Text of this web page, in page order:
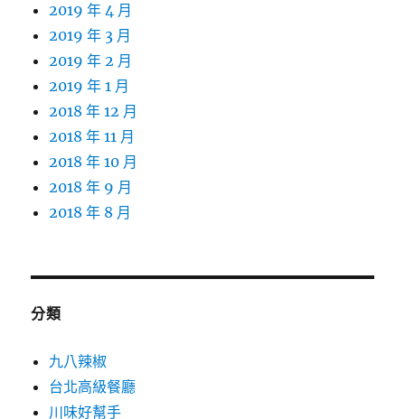
2019 年 4 月
2019 年 3 月
2019 年 2 月
2019 年 1 月
2018 年 12 月
2018 年 11 月
2018 年 10 月
2018 年 9 月
2018 年 8 月
分類
九八辣椒
台北高級餐廳
川味好幫手